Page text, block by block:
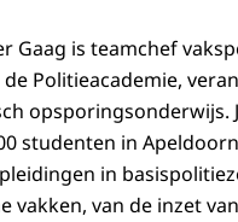
Gaag is teamchef
Politieacademie,
opsporingsonderwijs.
studenten in
in
vakken, van de inzet